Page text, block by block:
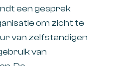
een gesprek
om zicht te
van zelfstandigen
van